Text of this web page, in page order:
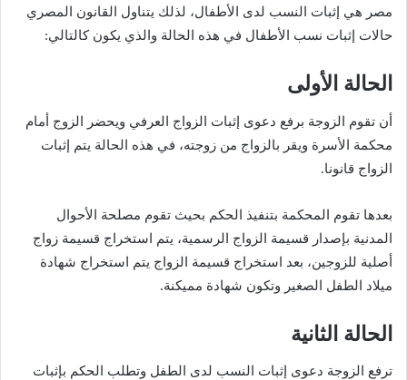
مصر هي إثبات النسب لدى الأطفال، لذلك يتناول القانون المصري
حالات إثبات نسب الأطفال في هذه الحالة والذي يكون كالتالي:
الحالة الأولى
أن تقوم الزوجة برفع دعوى إثبات الزواج العرفي ويحضر الزوج أمام
محكمة الأسرة ويقر بالزواج من زوجته، في هذه الحالة يتم إثبات
الزواج قانونا.
بعدها تقوم المحكمة بتنفيذ الحكم بحيث تقوم مصلحة الأحوال
المدنية بإصدار قسيمة الزواج الرسمية، يتم استخراج قسيمة زواج
أصلية للزوجين، بعد استخراج قسيمة الزواج يتم استخراج شهادة
ميلاد الطفل الصغير وتكون شهادة مميكنة.
الحالة الثانية
ترفع الزوجة دعوى إثبات النسب لدى الطفل وتطلب الحكم بإثبات